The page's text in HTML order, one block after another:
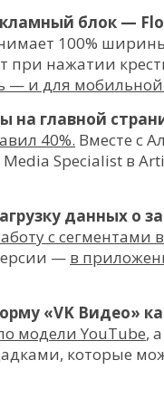
блок —
100%
при нажатии
— и для
на главной
40%. Вместе с
Specialist в
данных о
с сегментами
— в
«VK Видео»
модели YouTube,
которые